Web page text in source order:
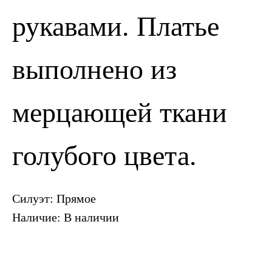
рукавами. Платье
выполнено из
мерцающей ткани
голубого цвета.
Силуэт: Прямое
Наличие: В наличии